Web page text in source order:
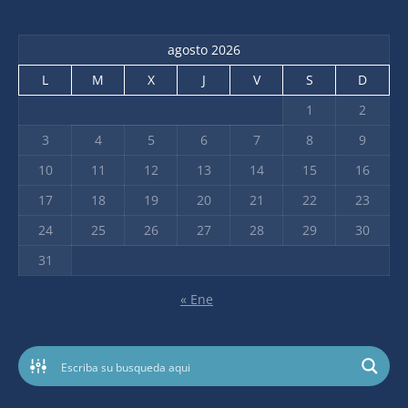
new
windowwindow
new
windowwindow
agosto 2026
L
M X J V S
D
1
2
3
4 5 6 7 8
9
10
11 12 13 14 15
16
17
18 19 20 21 22
23
24
25 26 27 28 29
30
31
« Ene